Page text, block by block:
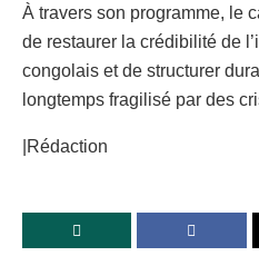
À travers son programme, le
de restaurer la crédibilité de
congolais et de structurer
longtemps fragilisé par des
|Rédaction